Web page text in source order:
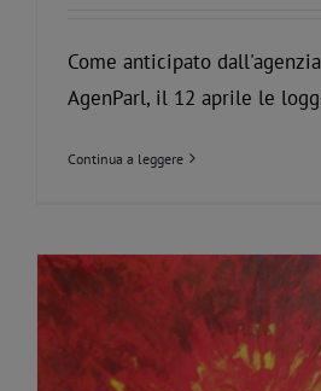
Come anticipato
AgenParl, il 12 aprile le
Continua a leggere